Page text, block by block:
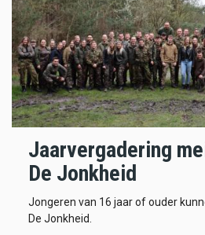
Jaarvergadering
De Jonkheid
Jongeren van 16 jaar of ouder
De Jonkheid.